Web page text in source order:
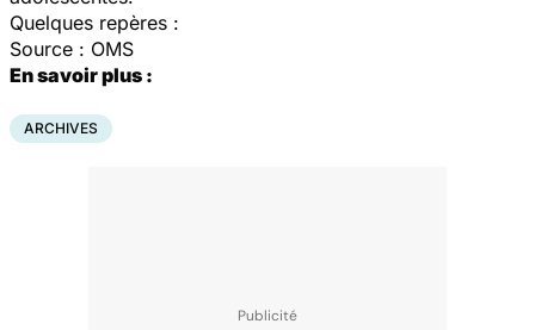
Quelques repères :
Source : OMS
En savoir plus :
ARCHIVES